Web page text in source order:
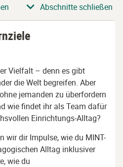
Abschnitte schließen
Vielfalt – denn es gibt
die Welt begreifen. Aber
jemanden zu überfordern
wie findet ihr als Team dafür
Einrichtungs-Alltag?
wir dir Impulse, wie du MINT-
Alltag inklusiver
wie du